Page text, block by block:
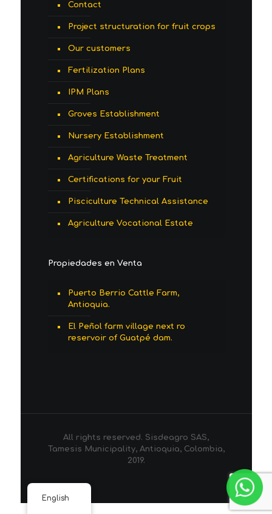
Contact
Project structuration for fruit crops
Our customers
Fertilization Plans
IPM Plans
Groves Establishment
Nursery Establishment
Agriculture Waste Treatment
Certifications for your Fruit
Pisciculture Technical Assistance
Agriculture Vocational Estate
Propiedades en Venta
Puerto Berrio Cattle Farm,
Antioquia.
El Peñol farm village next ro
reservoir of Guatpé dam.
All rights reserved. Sisdeagro SAS,
Tamesis Municipality, Antioquia, Colombia,
2019.
English